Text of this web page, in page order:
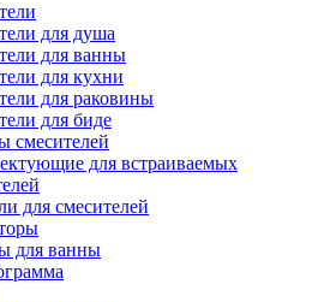
для душа
для ванны
для кухни
для раковины
для биде
смесителей
для встраиваемых
для смесителей
для ванны